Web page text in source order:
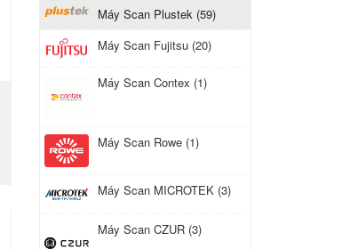
Máy Scan Plustek (59)
Máy Scan Fujitsu (20)
Máy Scan Contex (1)
Máy Scan Rowe (1)
Máy Scan MICROTEK (3)
Máy Scan CZUR (3)